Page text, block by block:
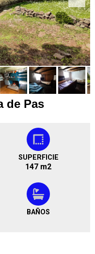
de Pas
SUPERFICIE
147 m2
BAÑOS